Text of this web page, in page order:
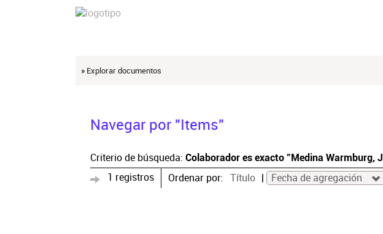
» Explorar documentos
Navegar por "Items"
Criterio de búsqueda: Colaborador es exacto "Medina Warmburg,
1 registros Ordenar por: Título Fecha de agregación